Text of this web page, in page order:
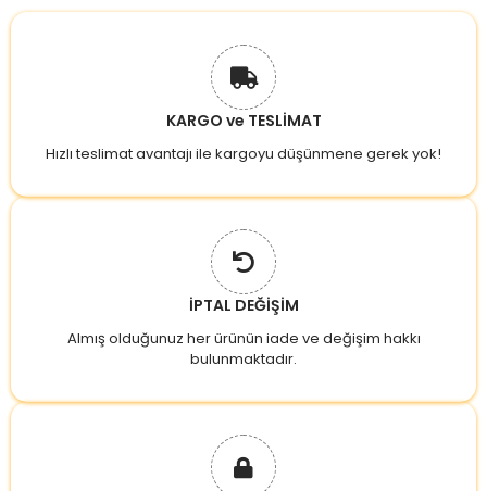
KARGO ve TESLİMAT
Hızlı teslimat avantajı ile kargoyu düşünmene gerek yok!
İPTAL DEĞİŞİM
Almış olduğunuz her ürünün iade ve değişim hakkı
bulunmaktadır.